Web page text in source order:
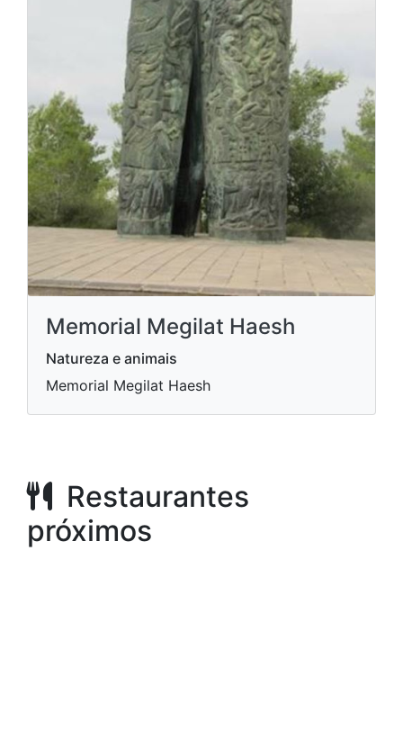
Memorial Megilat Haesh
Natureza e animais
Memorial Megilat Haesh
Restaurantes
próximos